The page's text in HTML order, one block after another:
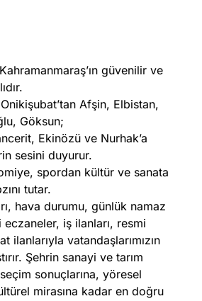
güvenilir ve
Afşin, Elbistan,
Göksun;
Ekinözü ve Nurhak’a
sesini duyurur.
spordan kültür ve sanata
tutar.
hava durumu, günlük namaz
iş ilanları, resmi
ilanlarıyla vatandaşlarımızın
Şehrin sanayi ve tarım
sonuçlarına, yöresel
mirasına kadar en doğru